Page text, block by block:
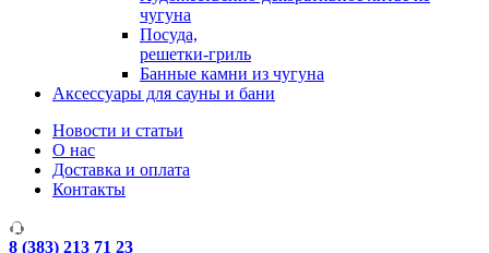
чугуна
Посуда,
решетки-гриль
Банные камни из чугуна
Аксессуары для сауны и бани
Новости и статьи
О нас
Доставка и оплата
Контакты
8 (383) 213 71 23